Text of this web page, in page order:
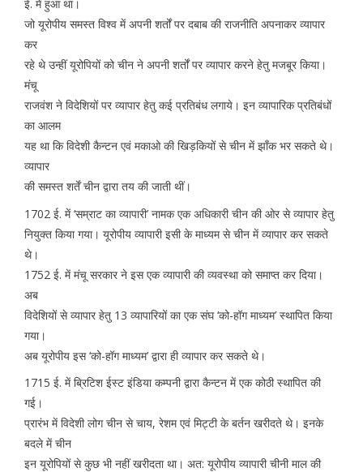
ई. में हुआ था।
जो यूरोपीय समस्त विश्व में अपनी शर्तों पर दबाब की राजनीति अपनाकर व्यापार
कर
रहे थे उन्हीं यूरोपियों को चीन ने अपनी शर्तों पर व्यापार करने हेतु मजबूर किया।
मंचू
राजवंश ने विदेशियों पर व्यापार हेतु कई प्रतिबंध लगाये। इन व्यापारिक प्रतिबंधों
का आलम
यह था कि विदेशी कैन्टन एवं मकाओ की खिड़कियों से चीन में झाँक भर सकते थे।
व्यापार
की समस्त शर्तें चीन द्वारा तय की जाती थीं।
1702 ई. में ‘सम्राट का व्यापारी’ नामक एक अधिकारी चीन की ओर से व्यापार हेतु
नियुक्त किया गया। यूरोपीय व्यापारी इसी के माध्यम से चीन में व्यापार कर सकते
थे।
1752 ई. में मंचू सरकार ने इस एक व्यापारी की व्यवस्था को समाप्त कर दिया।
अब
विदेशियों से व्यापार हेतु 13 व्यापारियों का एक संघ ‘को-हॉग माध्यम’ स्थापित किया
गया।
अब यूरोपीय इस ‘को-हॉग माध्यम’ द्वारा ही व्यापार कर सकते थे।
1715 ई. में ब्रिटिश ईस्ट इंडिया कम्पनी द्वारा कैन्टन में एक कोठी स्थापित की
गई।
प्रारंभ में विदेशी लोग चीन से चाय, रेशम एवं मिट्टी के बर्तन खरीदते थे। इनके
बदले में चीन
इन यूरोपियों से कुछ भी नहीं खरीदता था। अत: यूरोपीय व्यापारी चीनी माल की